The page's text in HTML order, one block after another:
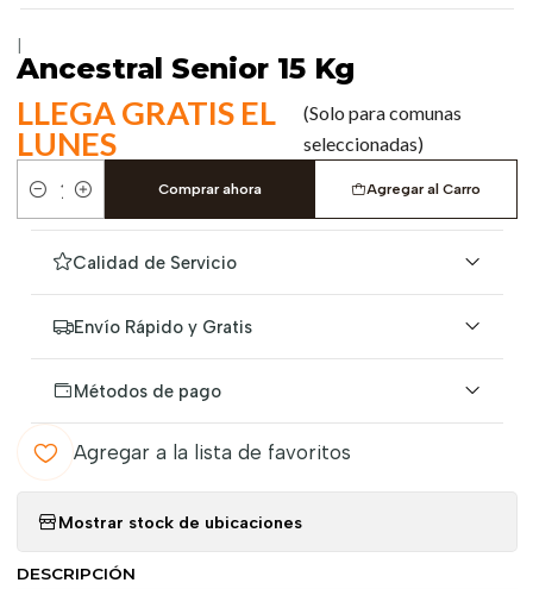
Ancestral Senior 15 Kg
LLEGA GRATIS EL
LUNES
(Solo para comunas
seleccionadas)
Cantidad
Agregar al Carro
Comprar ahora
Calidad de Servicio
Envío Rápido y Gratis
Métodos de pago
Agregar a la lista de favoritos
Mostrar stock de ubicaciones
DESCRIPCIÓN